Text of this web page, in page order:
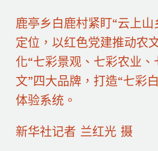
鹿亭乡白鹿村紧盯“云上山
定位，以红色党建推动农
化“七彩景观、七彩农业
文”四大品牌，打造“七彩
体验系统。
新华社记者 兰红光 摄